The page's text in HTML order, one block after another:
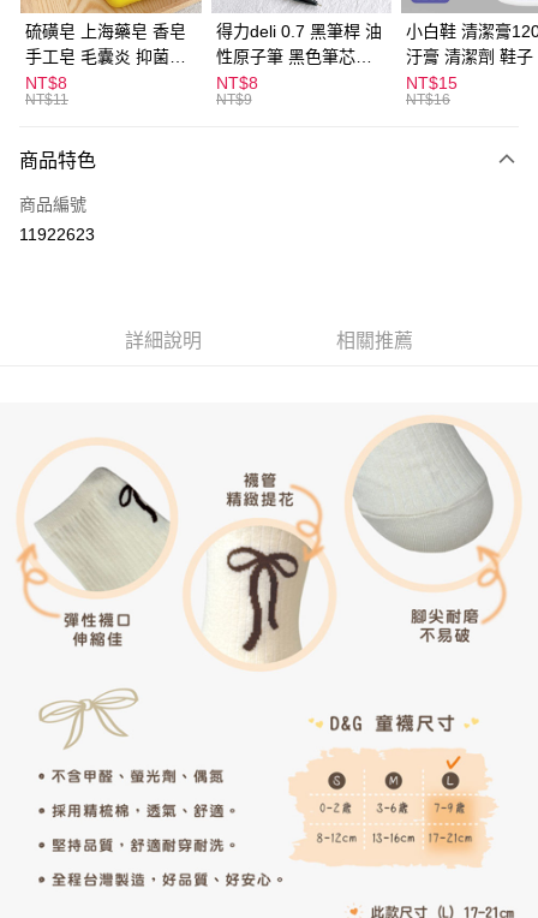
悠遊付
ATM付款
全家取貨付款
每筆NT$60，滿NT$599(含以上)免運費
付款後全家取貨
每筆NT$60，滿NT$599(含以上)免運費
宅配
每筆NT$120，滿NT$1,999(含以上)免運費
硫磺皂 上海藥皂 香皂
手工皂 毛囊炎 抑菌除
蟎 清潔護膚 去油去痘
寵物皮膚病 狗狗貓咪
NT$8
NT$11
得力deli 0.7 黑筆桿 油
性原子筆 黑色筆芯
S304
NT$8
NT$9
小白鞋 清潔膏
汙膏 清潔劑 鞋子
漬 白皮鞋 鞋油
NT$15
NT$16
商品特色
商品編號
11922623
詳細說明 相關推薦